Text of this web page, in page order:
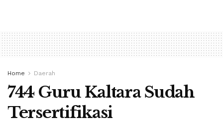
Home Daerah
744 Guru Kaltara Sudah
Tersertifikasi